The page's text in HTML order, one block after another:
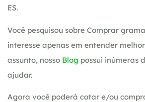
ES.
Você pesquisou sobre Comprar
interesse apenas em entender
assunto, nosso Blog possui inúmeras
ajudar.
Agora você poderá cotar e/ou